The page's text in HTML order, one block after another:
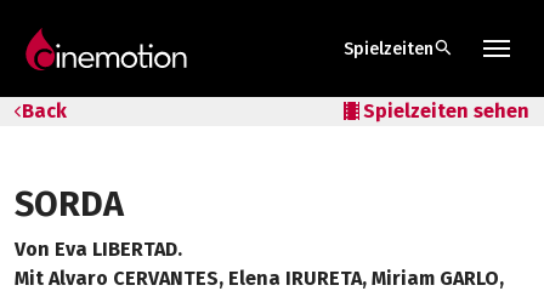
Spielzeitensearch
Back local_movies Spielzeiten sehen
SORDA
Von Eva LIBERTAD.
Mit Alvaro CERVANTES, Elena IRURETA, Miriam GARLO,
Geschenk-Gutschein
Tipps